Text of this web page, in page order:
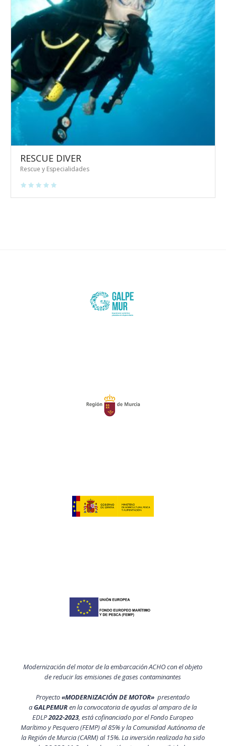
RESCUE DIVER
Rescue y Especialidades
Modernización del motor de la embarcación ACHO con el objeto
de reducir las emisiones de gases contaminantes
Proyecto«MODERNIZACIÓN DE MOTOR» presentado
aGALPEMURen la convocatoria de ayudas al amparo de la
EDLP2022-2023, está cofinanciado por el Fondo Europeo
Marítimo y Pesquero (FEMP) al 85% y la Comunidad Autónoma de
la Región de Murcia (CARM) al 15%. La inversión realizada ha sido